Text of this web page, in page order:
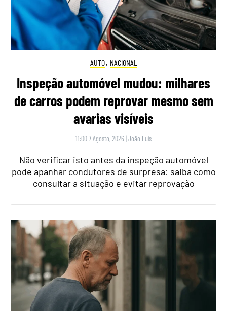
AUTO, NACIONAL
Inspeção automóvel mudou: milhares
de carros podem reprovar mesmo sem
avarias visíveis
11:00 7 Agosto, 2026 |João Luís
Não verificar isto antes da inspeção automóvel
pode apanhar condutores de surpresa: saiba como
consultar a situação e evitar reprovação